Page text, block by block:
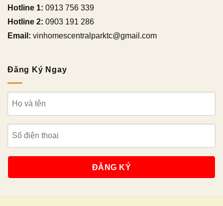
Hotline 1: 0913 756 339
Hotline 2: 0903 191 286
Email: vinhomescentralparktc@gmail.com
Đăng Ký Ngay